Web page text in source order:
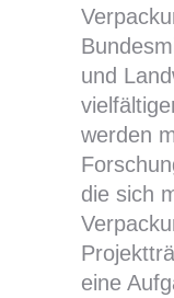
und
werden
die sich
eine